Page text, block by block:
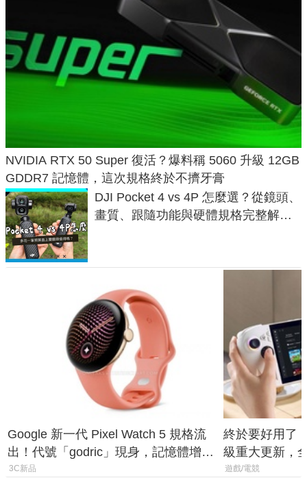
NVIDIA RTX 50 Super 復活？爆料稱 5060 升級 12GB
GDDR7 記憶體，這次規格終於不擠牙膏
DJI Pocket 4 vs 4P 怎麼選？從鏡頭、
畫質、跟隨功能與硬體規格完整解
Google 新一代 Pixel Watch 5 規格流
出！代號「godric」現身，記憶體增強
鎖定 AI 應用
3C新品
終於要好用了
級重大更新，
式讓操作就像
遊戲/電競